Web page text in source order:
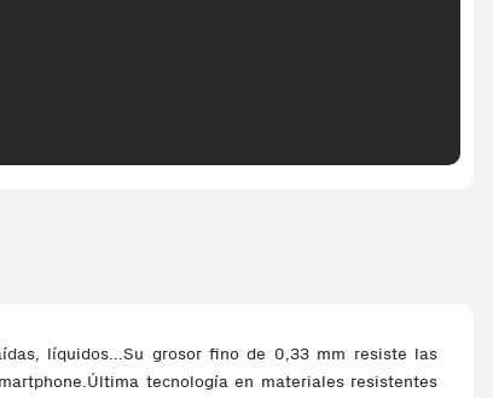
líquidos...Su grosor fino de 0,33 mm resiste las
tecnología en materiales resistentes